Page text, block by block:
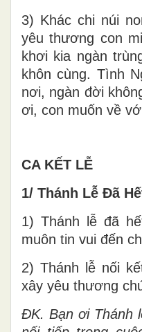
3) Khác chi núi
yêu thương con
khơi kia ngàn
khôn cùng. Tình
nơi, ngàn đời
ơi, con muốn về
CA KẾT LỄ
1/ Thánh Lễ Đã
1) Thánh lễ đã
muôn tin vui đến
2) Thánh lễ nối
xây yêu thương
ĐK. Bạn ơi Thánh